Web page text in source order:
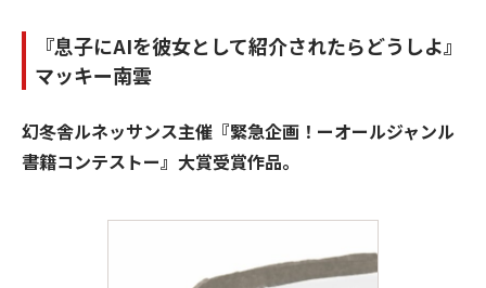
『息子にAIを彼女として紹介されたらどうしよ』
マッキー南雲
幻冬舎ルネッサンス主催『緊急企画！ーオールジャンル
書籍コンテストー』大賞受賞作品。